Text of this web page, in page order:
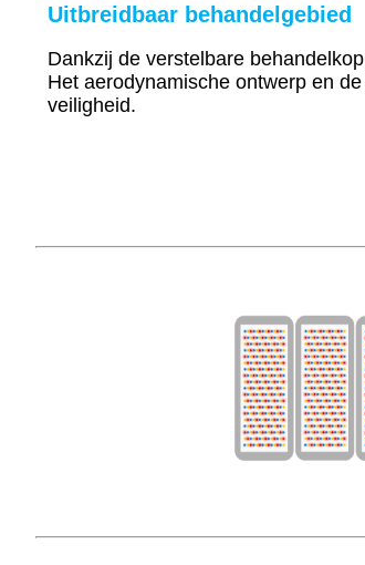
Uitbreidbaar behandelgebied
Dankzij de verstelbare
Het aerodynamische ontwerp en
veiligheid.